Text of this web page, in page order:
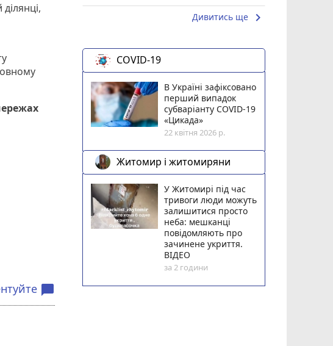
chat_bubble
Дивитись ще keyboard_arrow_right
COVID-19
В Україні зафіксовано
перший випадок
субваріанту COVID-19
«Цикада»
22 квітня 2026 р.
Житомир і житомиряни
У Житомирі під час
тривоги люди можуть
залишитися просто
неба: мешканці
повідомляють про
зачинене укриття.
ВІДЕО
за 2 години